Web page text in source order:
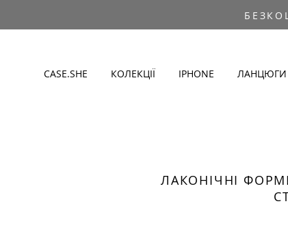
CASE.SHE КОЛЕКЦІЇ IPHONE ЛАНЦЮГИ
ЛАКОНІЧНІ